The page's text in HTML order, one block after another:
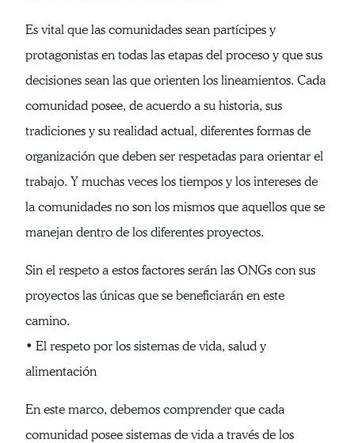
Es vital que las comunidades sean partícipes y
protagonistas en todas las etapas del proceso y que sus
decisiones sean las que orienten los lineamientos. Cada
comunidad posee, de acuerdo a su historia, sus
tradiciones y su realidad actual, diferentes formas de
organización que deben ser respetadas para orientar el
trabajo. Y muchas veces los tiempos y los intereses de
la comunidades no son los mismos que aquellos que se
manejan dentro de los diferentes proyectos.
Sin el respeto a estos factores serán las ONGs con sus
proyectos las únicas que se beneficiarán en este
camino.
• El respeto por los sistemas de vida, salud y
alimentación
En este marco, debemos comprender que cada
comunidad posee sistemas de vida a través de los